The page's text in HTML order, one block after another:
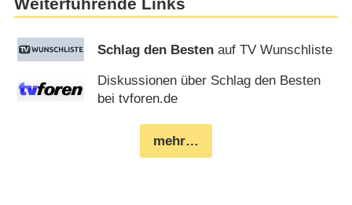
Schlag den Besten auf TV Wunschliste
Diskussionen über Schlag den Besten
bei tvforen.de
mehr…